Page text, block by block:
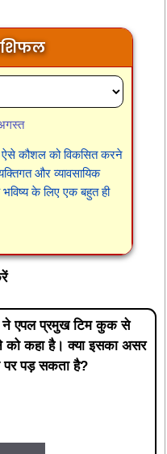
कौशल को विकसित करने
और व्यावसायिक
के लिए एक बहुत ही
ने एपल प्रमुख टिम कुक से
को कहा है। क्या इसका असर
पर पड़ सकता है?